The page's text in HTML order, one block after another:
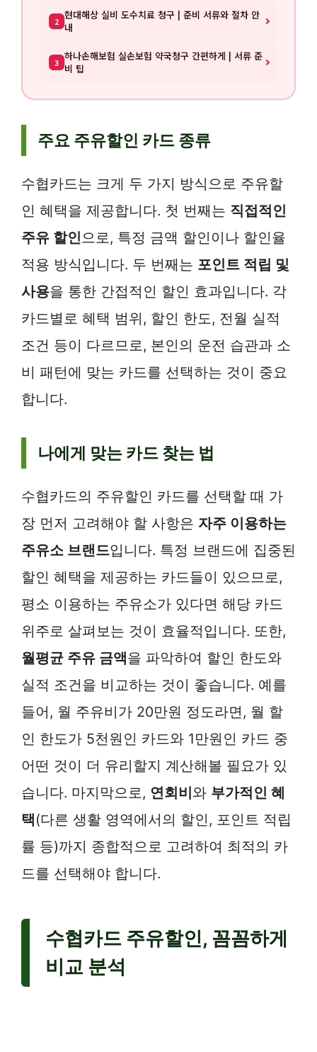
2 현대해상 실비 도수치료 청구 | 준비 서류와 절차 안
내
3 하나손해보험 실손보험 약국청구 간편하게 | 서류 준
비 팁
주요 주유할인 카드 종류
수협카드는 크게 두 가지 방식으로 주유할
인 혜택을 제공합니다. 첫 번째는 직접적인
주유 할인 으로, 특정 금액 할인이나 할인율
적용 방식입니다. 두 번째는 포인트 적립 및
사용을 통한 간접적인 할인 효과입니다. 각
카드별로 혜택 범위, 할인 한도, 전월 실적
조건 등이 다르므로, 본인의 운전 습관과 소
비 패턴에 맞는 카드를 선택하는 것이 중요
합니다.
나에게 맞는 카드 찾는 법
수협카드의 주유할인 카드를 선택할 때 가
장 먼저 고려해야 할 사항은 자주 이용하는
주유소 브랜드입니다. 특정 브랜드에 집중된
할인 혜택을 제공하는 카드들이 있으므로,
평소 이용하는 주유소가 있다면 해당 카드
위주로 살펴보는 것이 효율적입니다. 또한,
월평균 주유 금액을 파악하여 할인 한도와
실적 조건을 비교하는 것이 좋습니다. 예를
들어, 월 주유비가 20만원 정도라면, 월 할
인 한도가 5천원인 카드와 1만원인 카드 중
어떤 것이 더 유리할지 계산해볼 필요가 있
습니다. 마지막으로, 연회비와 부가적인 혜
택(다른 생활 영역에서의 할인, 포인트 적립
률 등)까지 종합적으로 고려하여 최적의 카
드를 선택해야 합니다.
수협카드 주유할인, 꼼꼼하게
비교 분석